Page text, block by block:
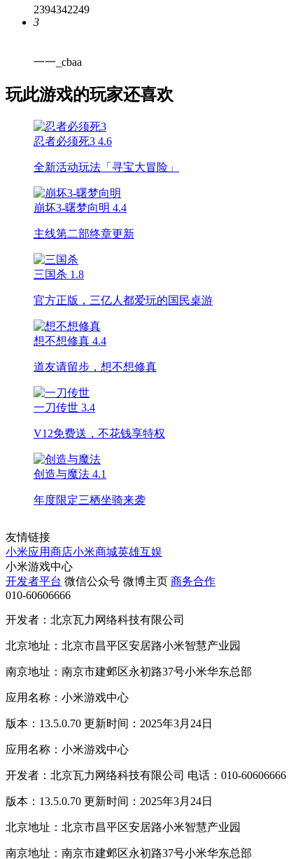
2394342249
3
一一_cbaa
玩此游戏的玩家还喜欢
忍者必须死3 4.6
全新活动玩法「寻宝大冒险」
崩坏3-曙梦向明 4.4
主线第二部终章更新
三国杀 1.8
官方正版，三亿人都爱玩的国民桌游
想不想修真 4.4
道友请留步，想不想修真
一刀传世 3.4
V12免费送，不花钱享特权
创造与魔法 4.1
年度限定三栖坐骑来袭
友情链接
小米应用商店小米商城英雄互娱
小米游戏中心
开发者平台 微信公众号 微博主页 商务合作
010-60606666
开发者：北京瓦力网络科技有限公司
北京地址：北京市昌平区安居路小米智慧产业园
南京地址：南京市建邺区永初路37号小米华东总部
应用名称：小米游戏中心
版本：13.5.0.70 更新时间：2025年3月24日
应用名称：小米游戏中心
开发者：北京瓦力网络科技有限公司 电话：010-60606666
版本：13.5.0.70 更新时间：2025年3月24日
北京地址：北京市昌平区安居路小米智慧产业园
南京地址：南京市建邺区永初路37号小米华东总部